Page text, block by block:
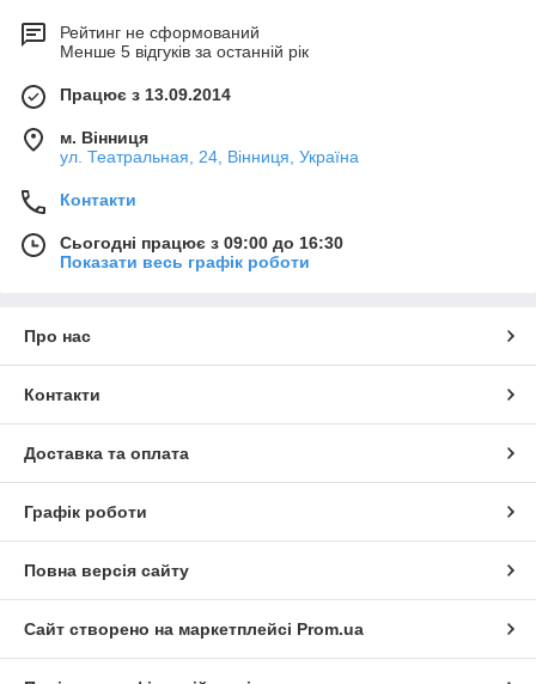
Рейтинг не сформований
Менше 5 відгуків за останній рік
Працює з 13.09.2014
м. Вінниця
ул. Театральная, 24, Вінниця, Україна
Контакти
Сьогодні працює з 09:00 до 16:30
Показати весь графік роботи
Про нас
Контакти
Доставка та оплата
Графік роботи
Повна версія сайту
Сайт створено на маркетплейсі Prom.ua